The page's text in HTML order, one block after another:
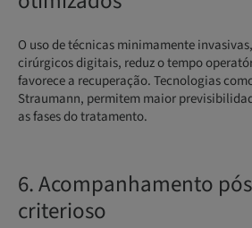
O uso de técnicas minimamente
cirúrgicos digitais, reduz o tempo
favorece a recuperação. Tecnologias
Straumann, permitem maior
as fases do tratamento.
6. Acompanhamento
criterioso